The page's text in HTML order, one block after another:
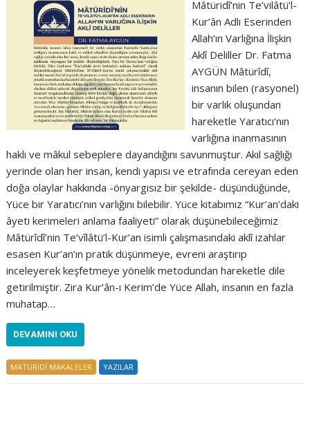
Mâtüridî’nin Te’vilâtü’l-
Kur’ân Adlı Eserinden
Allah’ın Varlığına İlişkin
Aklî Deliller Dr. Fatma
AYGÜN Mâtürîdî,
insanın bilen (rasyonel)
bir varlık oluşundan
hareketle Yaratıcı’nın
varlığına inanmasının
haklı ve mâkul sebeplere dayandığını savunmuştur. Akıl sağlığı
yerinde olan her insan, kendi yapısı ve etrafında cereyan eden
doğa olaylar hakkında -önyargısız bir şekilde- düşündüğünde,
Yüce bir Yaratıcı’nın varlığını bilebilir. Yüce kitabımız “Kur’an’daki
âyeti kerimeleri anlama faaliyeti” olarak düşünebileceğimiz
Mâtürîdî’nin Te’vîlâtü’l-Kur’an isimli çalışmasındaki aklî izahlar
esasen Kur’an’ın pratik düşünmeye, evreni araştırıp
inceleyerek keşfetmeye yönelik metodundan hareketle dile
getirilmiştir. Zira Kur’ân-ı Kerim’de Yüce Allah, insanın en fazla
muhatap…
DEVAMINI OKU
MATURİDİ MAKALELER YAZILAR